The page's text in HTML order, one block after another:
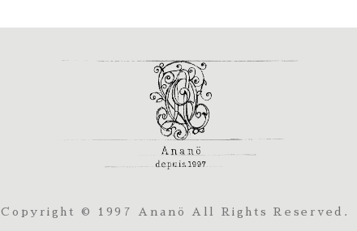
Copyright © 1997 Ananö All Rights Reserved.